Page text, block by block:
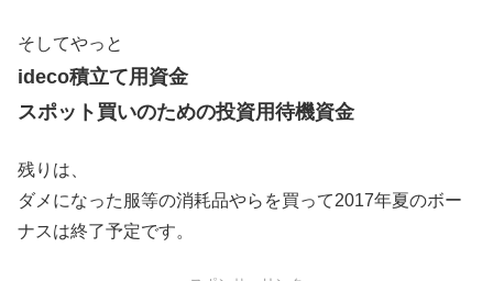
そしてやっと
ideco積立て用資金
スポット買いのための投資用待機資金
残りは、
ダメになった服等の消耗品やらを買って2017年夏のボー
ナスは終了予定です。